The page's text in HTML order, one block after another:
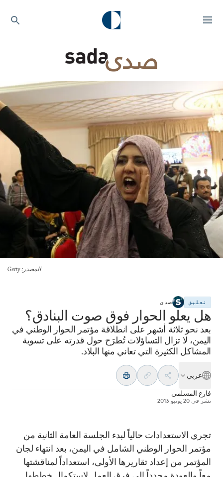
المصدر : Getty
تعليق صدى
هل يعلو الحوار فوق صوت البنادق؟
بعد نحو ثلاثة أشهر على انطلاقة مؤتمر الحوار الوطني في
اليمن، لا تزال التساؤلات تُطرَح حول قدرته على تسوية
المشاكل الكثيرة التي تعاني منها البلاد.
عربي
فارع المسلمي
نشر في 20 يونيو 2013
تجري الاستعدادات حالياً لبدء الجلسة العامة الثانية من
مؤتمر الحوار الوطني الشامل في اليمن، بعد انتهاء لجان
المؤتمر من إعداد تقاريرها الأولى، استعداداً لمناقشتها